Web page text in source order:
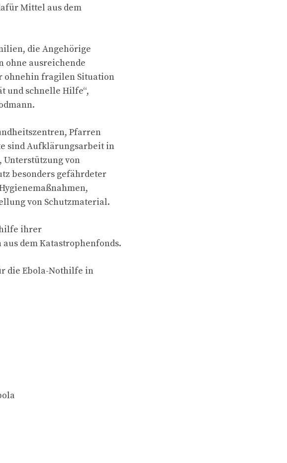
Mittel aus dem
die Angehörige
ohne ausreichende
ohnehin fragilen Situation
und schnelle Hilfe“,
Pfarren
sind Aufklärungsarbeit in
Unterstützung von
besonders gefährdeter
von Schutzmaterial.
ihrer
dem Katastrophenfonds.
die Ebola-Nothilfe in